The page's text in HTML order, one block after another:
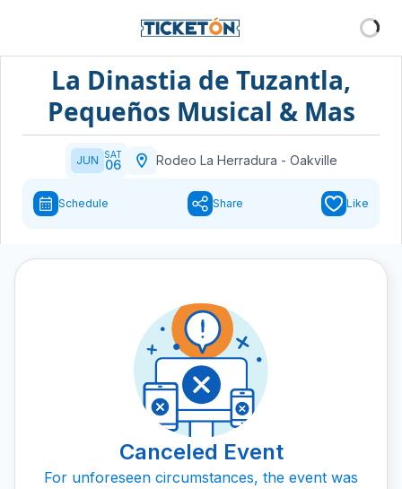
La Dinastia de Tuzantla,
Pequeños Musical & Mas
JUN SAT
06 Rodeo La Herradura - Oakville
Schedule Share Like
Canceled Event
For unforeseen circumstances, the event was